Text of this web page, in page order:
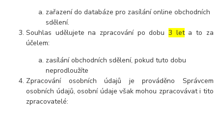
zařazení do databáze pro zasílání online obchodních
sdělení.
Souhlas udělujete na zpracování po dobu3 leta to za
účelem:
zasílání obchodních sdělení, pokud tuto dobu
neprodloužíte
Zpracování osobních údajů je prováděno Správcem
osobních údajů, osobní údaje však mohou zpracovávat i tito
zpracovatelé: